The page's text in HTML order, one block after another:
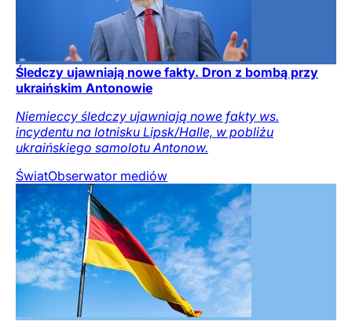
Śledczy ujawniają nowe fakty. Dron z bombą przy
ukraińskim Antonowie
Niemieccy śledczy ujawniają nowe fakty ws.
incydentu na lotnisku Lipsk/Halle, w pobliżu
ukraińskiego samolotu Antonow.
ŚwiatObserwator mediów